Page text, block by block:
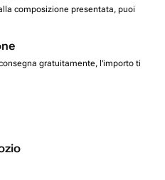
composizione presentata, puoi
gratuitamente, l'importo ti